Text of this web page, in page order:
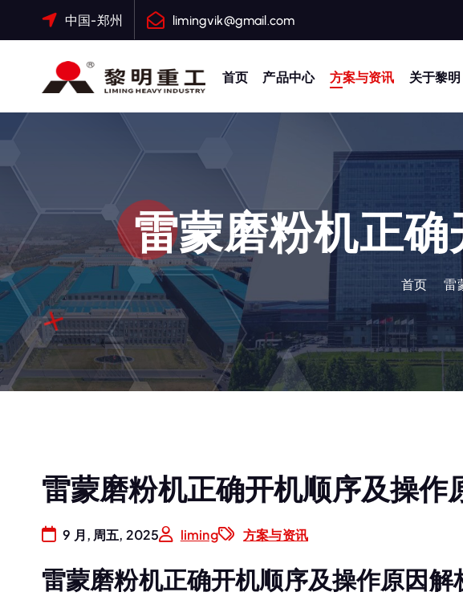
中国-郑州 limingvik@gmail.com
大修渣磨粉机，矿渣立磨
首页 产品中心 方案与资讯 关于黎明
雷蒙磨粉机正
首页 雷
雷蒙磨粉机正确开机顺序及操作
9 月, 周五, 2025 liming 方案与资讯
雷蒙磨粉机正确开机顺序及操作原因解